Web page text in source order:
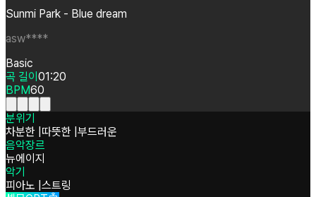
Sunmi Park - Blue dream
asw****
Basic
곡 길이 01:20
BPM60
분위기
차분한 따뜻한 부드러운
음악장르
뉴에이지
악기
피아노 스트링